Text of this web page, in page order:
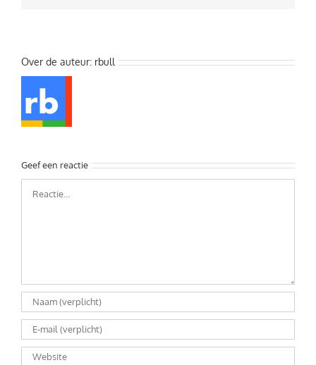
Over de auteur: rbull
Geef een reactie